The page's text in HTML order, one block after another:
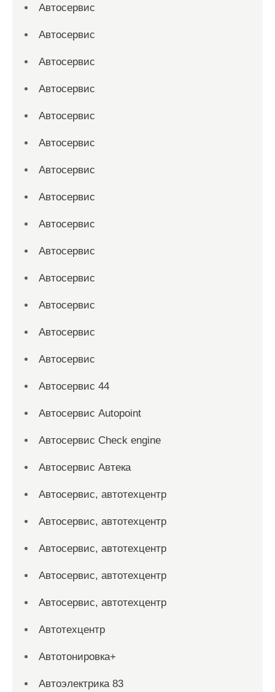
Автосервис
Автосервис
Автосервис
Автосервис
Автосервис
Автосервис
Автосервис
Автосервис
Автосервис
Автосервис
Автосервис
Автосервис
Автосервис
Автосервис
Автосервис 44
Автосервис Autopoint
Автосервис Check engine
Автосервис Автека
Автосервис, автотехцентр
Автосервис, автотехцентр
Автосервис, автотехцентр
Автосервис, автотехцентр
Автосервис, автотехцентр
Автотехцентр
Автотонировка+
Автоэлектрика 83